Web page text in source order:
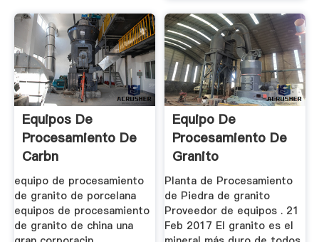
Equipos De
Procesamiento De
Carbn
equipo de procesamiento
de granito de porcelana
equipos de procesamiento
de granito de china una
Equipo De
Procesamiento De
Granito
Planta de Procesamiento
de Piedra de granito
Proveedor de equipos . 21
Feb 2017 El granito es el